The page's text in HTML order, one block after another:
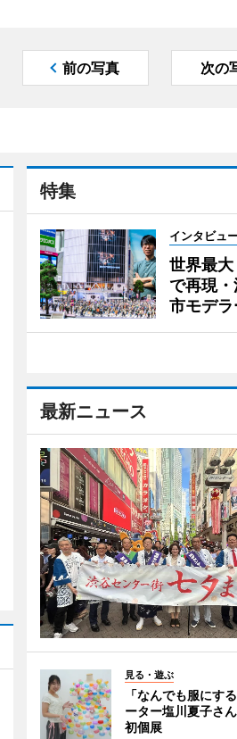
前の写真 次の
特集
インタビュ
世界最
で再現
市モデラ
最新ニュース
見る・遊ぶ
「なんでも服にす
ーター塩川夏子さ
初個展